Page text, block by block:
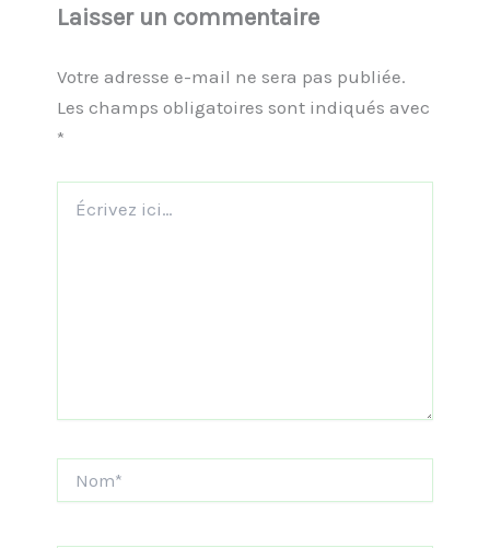
Laisser un commentaire
Votre adresse e-mail ne sera pas publiée.
Les champs obligatoires sont indiqués avec
*
ici…